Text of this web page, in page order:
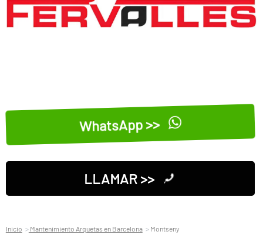
WhatsApp >>
LLAMAR >>
Inicio Mantenimiento Arquetas en Barcelona Montseny